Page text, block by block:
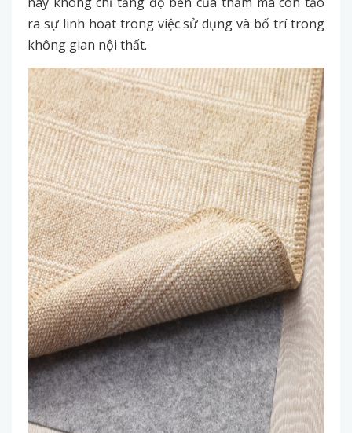
ra sự linh hoạt trong việc sử dụng và bố trí trong
không gian nội thất.